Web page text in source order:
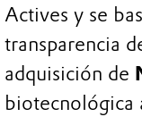
Actives y se
transparencia
adquisición de
biotecnológica